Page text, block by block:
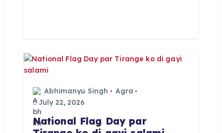
o
k
p
p
Abhimanyu Singh
Agra
July 22, 2026
National Flag Day par